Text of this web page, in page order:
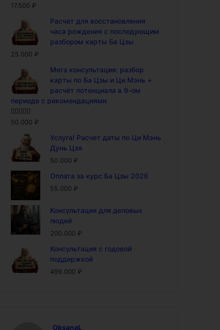
17.500 ₽
Расчет для восстановления
часа рождения с последующим
разбором карты Ба Цзы
25.000 ₽
Мега консультация: разбор
карты по Ба Цзы и Ци Мэнь +
расчёт потенциала в 9-ом
периоде с рекомендациями
Оценка 5.00
50.000 ₽
Услуга! Расчет даты по Ци Мэнь
Дунь Цзя
50.000 ₽
Оплата за курс Ба Цзы 2026
55.000 ₽
Консультация для деловых
людей
200.000 ₽
Консультация с годовой
поддержкой
499.000 ₽
OksanaL